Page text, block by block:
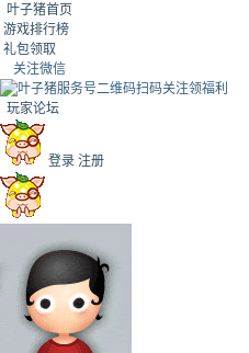
叶子猪首页
游戏排行榜
礼包领取
关注微信
扫码关注领福利
玩家论坛
登录 注册